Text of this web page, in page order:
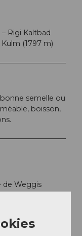
Rigi Kaltbad
Kulm (1797 m)
semelle ou
boisson,
de Weggis
transports